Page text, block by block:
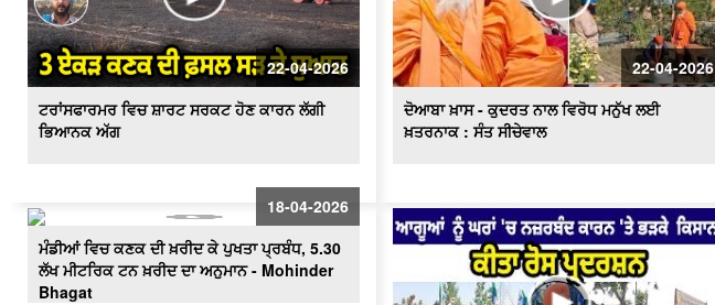
22-04-2026
ਟਰਾਂਸਫਾਰਮਰ ਵਿਚ ਸ਼ਾਰਟ ਸਰਕਟ ਹੋਣ ਕਾਰਨ ਲੱਗੀ
ਭਿਆਨਕ ਅੱਗ
22-04-2026
ਦੋਆਬਾ ਖ਼ਾਸ - ਕੁਦਰਤ ਨਾਲ ਵਿਰੋਧ ਮਨੁੱਖ ਲਈ
ਖ਼ਤਰਨਾਕ : ਸੰਤ ਸੀਚੇਵਾਲ
18-04-2026
ਮੰਡੀਆਂ ਵਿਚ ਕਣਕ ਦੀ ਖ਼ਰੀਦ ਕੇ ਪੁਖਤਾ ਪ੍ਰਬੰਧ, 5.30
ਲੱਖ ਮੀਟਰਿਕ ਟਨ ਖ਼ਰੀਦ ਦਾ ਅਨੁਮਾਨ - Mohinder
Bhagat